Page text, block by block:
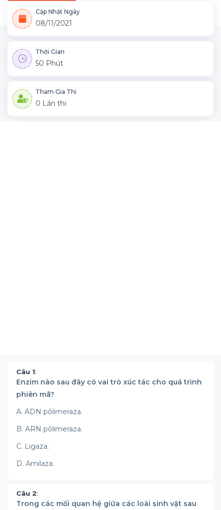
Cập Nhật Ngày
08/11/2021
Thời Gian
50 Phút
Tham Gia Thi
0 Lần thi
Câu 1:
Enzim nào sau đây có vai trò xúc tác cho quá trình
phiên mã?
A. ADN pôlimeraza.
B. ARN pôlimeraza.
C. Ligaza.
D. Amilaza.
Câu 2:
Trong các mối quan hệ giữa các loài sinh vật sau